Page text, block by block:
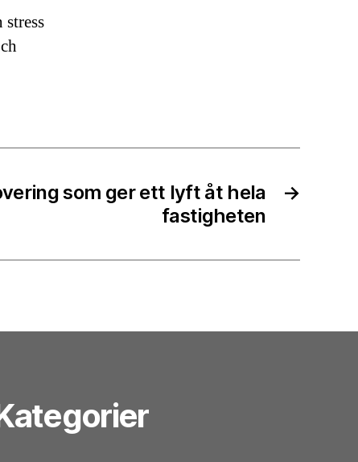
→
som ger ett lyft åt hela
fastigheten